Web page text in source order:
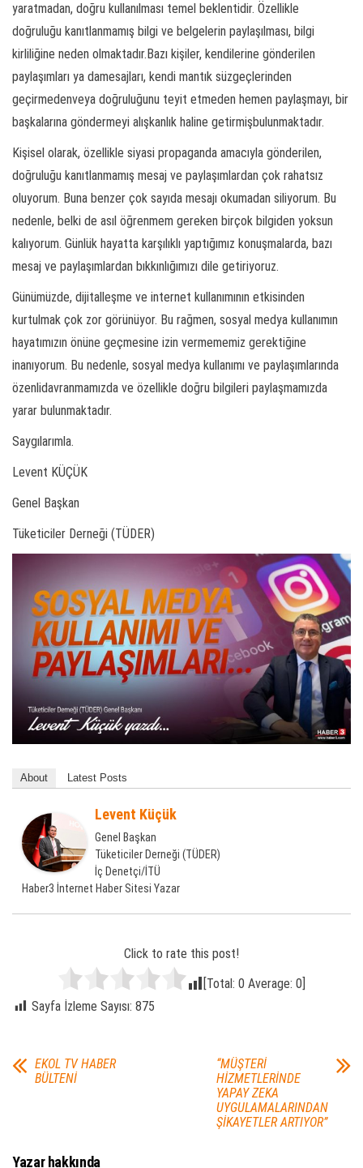
yaratmadan, doğru kullanılması temel beklentidir. Özellikle
doğruluğu kanıtlanmamış bilgi ve belgelerin paylaşılması, bilgi
kirliliğine neden olmaktadır.Bazı kişiler, kendilerine gönderilen
paylaşımları ya damesajları, kendi mantık süzgeçlerinden
geçirmedenveya doğruluğunu teyit etmeden hemen paylaşmayı, bir
başkalarına göndermeyi alışkanlık haline getirmişbulunmaktadır.
Kişisel olarak, özellikle siyasi propaganda amacıyla gönderilen,
doğruluğu kanıtlanmamış mesaj ve paylaşımlardan çok rahatsız
oluyorum. Buna benzer çok sayıda mesajı okumadan siliyorum. Bu
nedenle, belki de asıl öğrenmem gereken birçok bilgiden yoksun
kalıyorum. Günlük hayatta karşılıklı yaptığımız konuşmalarda, bazı
mesaj ve paylaşımlardan bıkkınlığımızı dile getiriyoruz.
Günümüzde, dijitalleşme ve internet kullanımının etkisinden
kurtulmak çok zor görünüyor. Bu rağmen, sosyal medya kullanımın
hayatımızın önüne geçmesine izin vermememiz gerektiğine
inanıyorum. Bu nedenle, sosyal medya kullanımı ve paylaşımlarında
özenlidavranmamızda ve özellikle doğru bilgileri paylaşmamızda
yarar bulunmaktadır.
Saygılarımla.
Levent KÜÇÜK
Genel Başkan
Tüketiciler Derneği (TÜDER)
About Latest Posts
Levent Küçük
Genel Başkan
Tüketiciler Derneği (TÜDER)
İç Denetçi/İTÜ
Haber3 İnternet Haber Sitesi Yazar
Click to rate this post!
[Total: 0 Average: 0]
Sayfa İzleme Sayısı: 875
EKOL TV HABER
BÜLTENİ
“MÜŞTERİ
HİZMETLERİNDE
YAPAY ZEKA
UYGULAMALARINDAN
ŞİKAYETLER ARTIYOR”
Yazar hakkında